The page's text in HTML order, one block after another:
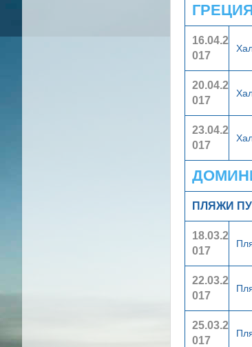
16.04.2
017
20.04.2
017
23.04.2
017
ПЛЯЖИ
18.03.2
017
22.03.2
017
25.03.2
017